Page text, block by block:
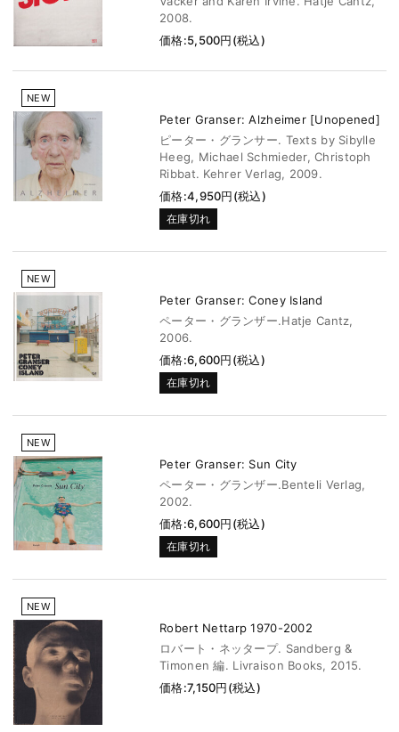
2008.
価格:5,500円(税込)
NEW
Peter Granser: Alzheimer [Unopened]
ピーター・グランサー. Texts by Sibylle
Heeg, Michael Schmieder, Christoph
Ribbat. Kehrer Verlag, 2009.
価格:4,950円(税込)
在庫切れ
NEW
Peter Granser: Coney Island
ペーター・グランザー.Hatje Cantz,
2006.
価格:6,600円(税込)
在庫切れ
NEW
Peter Granser: Sun City
ペーター・グランザー.Benteli Verlag,
2002.
価格:6,600円(税込)
在庫切れ
NEW
Robert Nettarp 1970-2002
ロバート・ネッタープ. Sandberg &
Timonen 編. Livraison Books, 2015.
価格:7,150円(税込)